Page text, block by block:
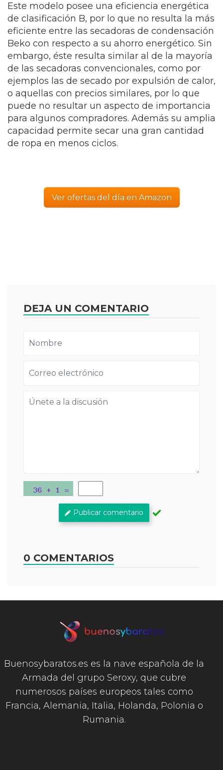
Este modelo posee una eficiencia energética
de clasificación B, por lo que no resulta la más
eficiente entre las secadoras de condensación
Beko con respecto a su ahorro energético. Sin
embargo, éste resulta similar al de la mayoría
de las secadoras convencionales, como por
ejemplos las de secado por expulsión de calor,
o aquellas con precios similares, por lo que
puede no resultar un aspecto de importancia
para algunos compradores. Además su amplia
capacidad permite secar una gran cantidad
de ropa en menos ciclos.
Ver ofertas del día en Amazon
DEJA UN COMENTARIO
Publicar comentario
0 COMENTARIOS
Buenosybaratos.es es la nave española de la
Armada del grupo Seroxy, que cubre
numerosos países europeos tales como
Francia, Alemania, Italia, Holanda, Polonia o
Rumania.